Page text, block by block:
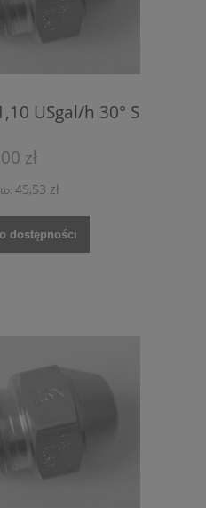
USgal/h 30° S
zł
45,53 zł
dostępności